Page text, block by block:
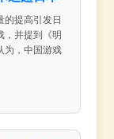
的提高引发日
，并提到《明
为，中国游戏